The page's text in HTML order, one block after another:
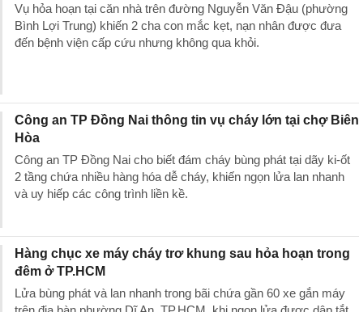
Vụ hỏa hoạn tại căn nhà trên đường Nguyễn Văn Đậu (phường
Bình Lợi Trung) khiến 2 cha con mắc kẹt, nạn nhân được đưa
đến bệnh viện cấp cứu nhưng không qua khỏi.
Công an TP Đồng Nai thông tin vụ cháy lớn tại chợ Biên
Hòa
Công an TP Đồng Nai cho biết đám cháy bùng phát tại dãy ki-ốt
2 tầng chứa nhiều hàng hóa dễ cháy, khiến ngọn lửa lan nhanh
và uy hiếp các công trình liền kề.
Hàng chục xe máy cháy trơ khung sau hỏa hoạn trong
đêm ở TP.HCM
Lửa bùng phát và lan nhanh trong bãi chứa gần 60 xe gắn máy